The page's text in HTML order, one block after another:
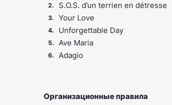
S.O.S. d’un terrien en détresse
Your Love
Unforgettable Day
Ave Maria
Adagio
Организационные правила